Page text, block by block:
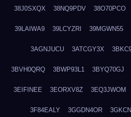
38J0SXQX 38NQ9PDV 38O70PCO
39LAIWA9 39LCYZRI 39MGWN55
3AGNJUCU 3ATCGY3X
3BVH0QRQ 3BWP93L1 3BYQ70GJ
3EIFINEE 3EORXV8Z 3EQ3JWOM
3F84EALY 3GGDN4OR